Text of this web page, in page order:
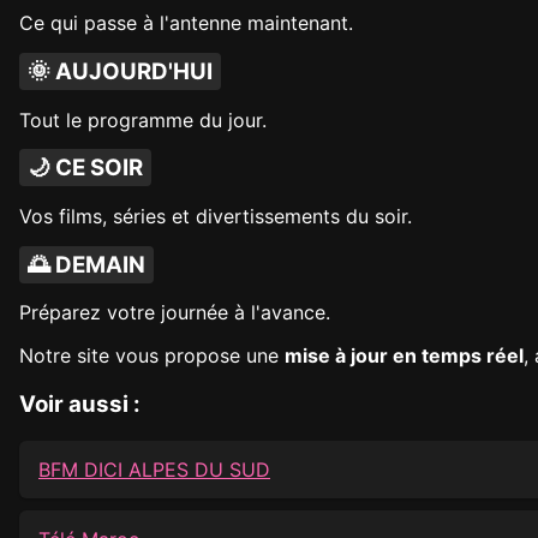
Ce qui passe à l'antenne maintenant.
🌞 AUJOURD'HUI
Tout le programme du jour.
🌙 CE SOIR
Vos films, séries et divertissements du soir.
🌅 DEMAIN
Préparez votre journée à l'avance.
Notre site vous propose une mise à jour en temps réel,
Voir aussi :
BFM DICI ALPES DU SUD